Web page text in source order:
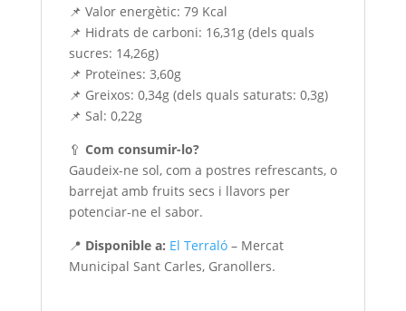
📌 Valor energètic: 79 Kcal
📌 Hidrats de carboni: 16,31g (dels quals
sucres: 14,26g)
📌 Proteïnes: 3,60g
📌 Greixos: 0,34g (dels quals saturats: 0,3g)
📌 Sal: 0,22g
🥄 Com consumir-lo?
Gaudeix-ne sol, com a postres refrescants, o
barrejat amb fruits secs i llavors per
potenciar-ne el sabor.
📍 Disponible a: El Terraló– Mercat
Municipal Sant Carles, Granollers.